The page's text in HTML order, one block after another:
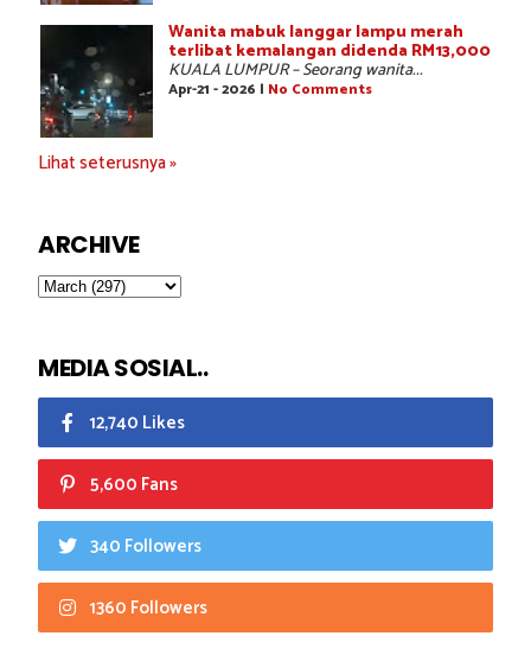
Wanita mabuk langgar lampu merah
terlibat kemalangan didenda RM13,000
KUALA LUMPUR – Seorang wanita...
Apr-21 - 2026 | No Comments
Lihat seterusnya »
ARCHIVE
MEDIA SOSIAL..
12,740 Likes
5,600 Fans
340 Followers
1360 Followers